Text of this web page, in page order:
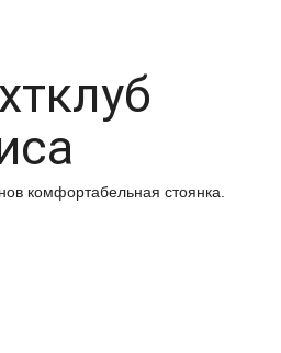
комфортабельная стоянка.